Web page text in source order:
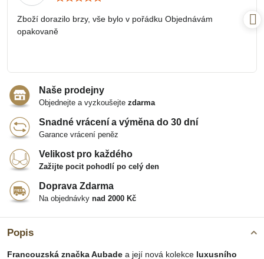
Popis
Francouzská značka Aubade a její nová kolekce luxusního
5
Zboží dorazilo brzy, vše bylo v pořádku Objednávám
opakovaně
Naše prodejny
Objednejte a vyzkoušejte zdarma
Snadné vrácení a výměna do 30 dní
Garance vrácení peněz
Velikost pro každého
Zažijte pocit pohodlí po celý den
Doprava Zdarma
Na objednávky nad 2000 Kč